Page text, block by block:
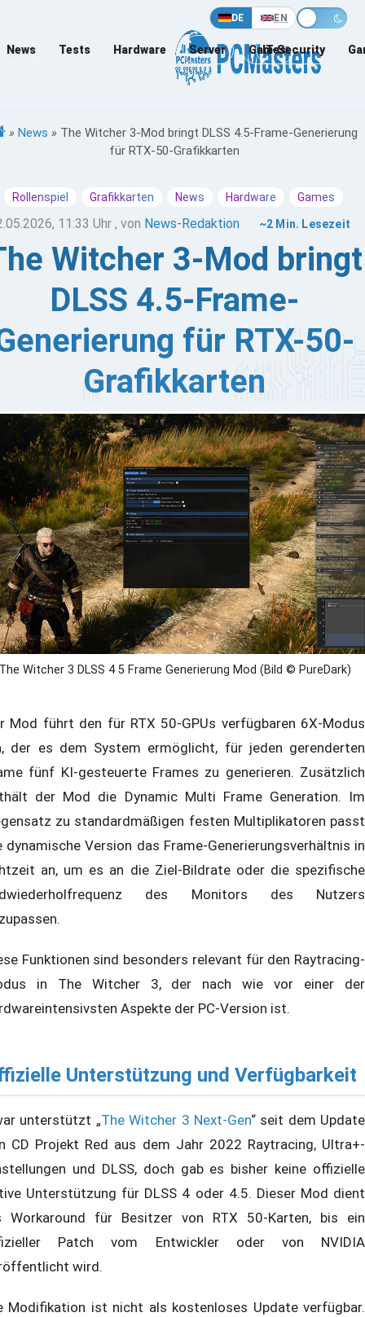
DE EN
News Tests Hardware Server Games
IT-Security
» News » The Witcher 3-Mod bringt DLSS 4.5-Frame-Generierung
für RTX-50-Grafikkarten
Rollenspiel Grafikkarten News Hardware Games
11:33 Uhr , von News-Redaktion ~2 Min. Lesezeit
Witcher 3-Mod bringt
DLSS 4.5-Frame-
für RTX-50-
Grafikkarten
neue Mod von PureDark mit dem Namen „The Witcher
Gen“ bringt NVIDIA DLSS 4.5 Multi Frame
und Dynamic Multi Frame Generation für das
Spiel. Dieses Update richtet sich speziell an
mit Grafikkarten der GeForce RTX 50-Serie.
Witcher 3 DLSS 4 5 Frame Generierung Mod (Bild © PureDark)
Mod führt den für RTX 50-GPUs verfügbaren 6X-Modus
der es dem System ermöglicht, für jeden gerenderten
fünf KI-gesteuerte Frames zu generieren. Zusätzlich
der Mod die Dynamic Multi Frame Generation. Im
zu standardmäßigen festen Multiplikatoren passt
dynamische Version das Frame-Generierungsverhältnis in
an, um es an die Ziel-Bildrate oder die spezifische
des Monitors des Nutzers
Funktionen sind besonders relevant für den Raytracing-
in The Witcher 3, der nach wie vor einer der
Aspekte der PC-Version ist.
Unterstützung und Verfügbarkeit
unterstützt „The Witcher 3 Next-Gen“ seit dem Update
CD Projekt Red aus dem Jahr 2022 Raytracing, Ultra+-
und DLSS, doch gab es bisher keine offizielle
Unterstützung für DLSS 4 oder 4.5. Dieser Mod dient
Workaround für Besitzer von RTX 50-Karten, bis ein
Patch vom Entwickler oder von NVIDIA
wird.
Modifikation ist nicht als kostenloses Update verfügbar.